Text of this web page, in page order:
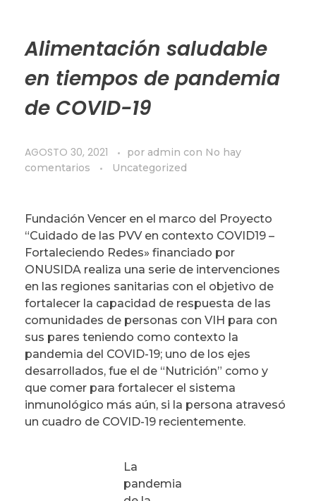
Alimentación saludable
en tiempos de pandemia
de COVID-19
AGOSTO 30, 2021 por admin con No hay
comentarios
Uncategorized
Fundación Vencer en el marco del Proyecto
“Cuidado de las PVV en contexto COVID19 –
Fortaleciendo Redes» financiado por
ONUSIDA realiza una serie de intervenciones
en las regiones sanitarias con el objetivo de
fortalecer la capacidad de respuesta de las
comunidades de personas con VIH para con
sus pares teniendo como contexto la
pandemia del COVID-19; uno de los ejes
desarrollados, fue el de “Nutrición” como y
que comer para fortalecer el sistema
inmunológico más aún, si la persona atravesó
un cuadro de COVID-19 recientemente.
La
pandemia